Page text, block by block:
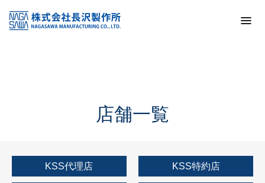
KSS加盟店・取扱店情報
店舗一覧
店舗一覧
KSS代理店 KSS特約店